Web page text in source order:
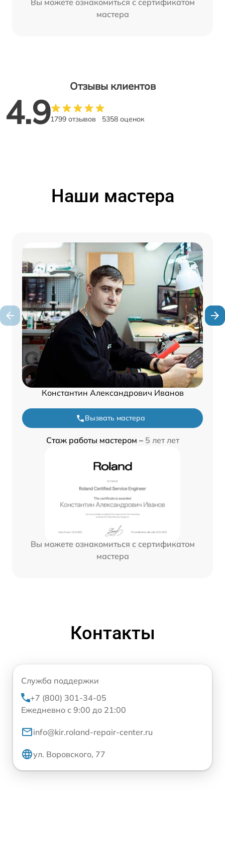
Вы можете ознакомиться с сертификатом
мастера
Отзывы клиентов
4.91799 отзывов 5358 оценок
Наши мастера
Константин Александрович Иванов
Вызвать мастера
Стаж работы мастером – 5 лет лет
Вы можете ознакомиться с сертификатом
мастера
Контакты
Служба поддержки
+7 (800) 301-34-05
Ежедневно с 9:00 до 21:00
info@kir.roland-repair-center.ru
ул. Воровского, 77